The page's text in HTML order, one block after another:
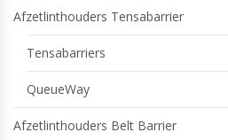
Afzetlinthouders Tensabarrier
Tensabarriers
QueueWay
Afzetlinthouders Belt Barrier